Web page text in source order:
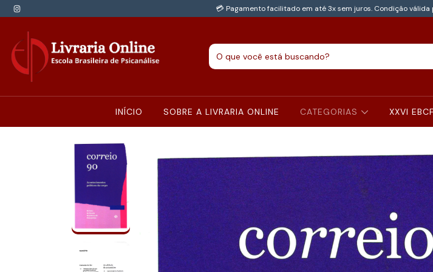
💳 Pagamento facilitado em até 3x sem juros. Condição
INÍCIO SOBRE A LIVRARIA ONLINE CATEGORIAS XXVI EBCF